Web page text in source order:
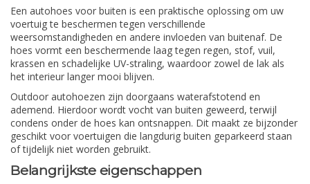
Een autohoes voor buiten is een praktische oplossing om uw
voertuig te beschermen tegen verschillende
weersomstandigheden en andere invloeden van buitenaf. De
hoes vormt een beschermende laag tegen regen, stof, vuil,
krassen en schadelijke UV-straling, waardoor zowel de lak als
het interieur langer mooi blijven.
Outdoor autohoezen zijn doorgaans waterafstotend en
ademend. Hierdoor wordt vocht van buiten geweerd, terwijl
condens onder de hoes kan ontsnappen. Dit maakt ze bijzonder
geschikt voor voertuigen die langdurig buiten geparkeerd staan
of tijdelijk niet worden gebruikt.
Belangrijkste eigenschappen